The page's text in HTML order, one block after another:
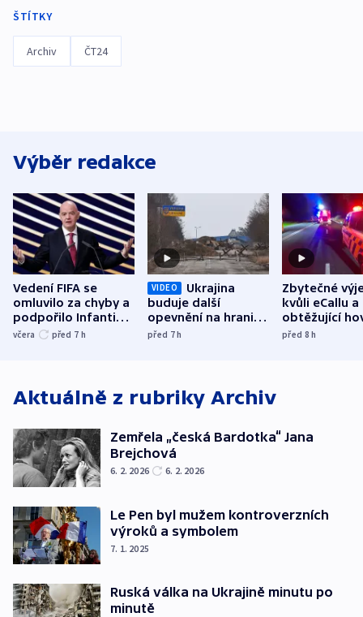
ŠTÍTKY
Archiv ČT24
Výběr redakce
Vedení FIFA se
omluvilo za chyby a
podpořilo Infantina.
UEFA trvá na
včera před 7 h
VIDEO
Ukrajina
buduje další
opevnění na hranici
s Běloruskem
před 7h
Zbytečné
kvůli eCallu a
obtěžující
zdržují
před 8h
Aktuálně z rubriky Archiv
Zemřela „česká Bardotka“ Jana
Brejchová
6. 2. 2026 6. 2. 2026
Le Pen byl mužem kontroverzních
výroků a symbolem
7. 1. 2025
Ruská válka na Ukrajině minutu po
minutě